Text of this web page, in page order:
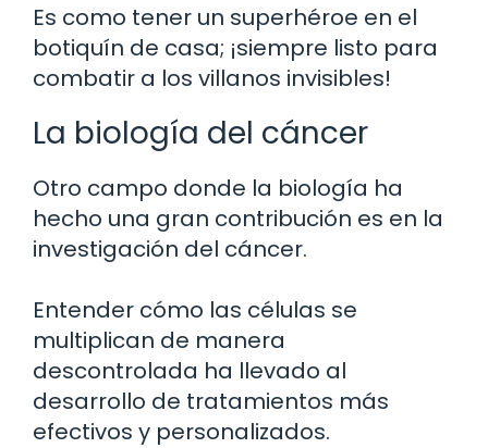
Es como tener un superhéroe en el
botiquín de casa; ¡siempre listo para
combatir a los villanos invisibles!
La biología del cáncer
Otro campo donde la biología ha
hecho una gran contribución es en la
investigación del cáncer.
Entender cómo las células se
multiplican de manera
descontrolada ha llevado al
desarrollo de tratamientos más
efectivos y personalizados.